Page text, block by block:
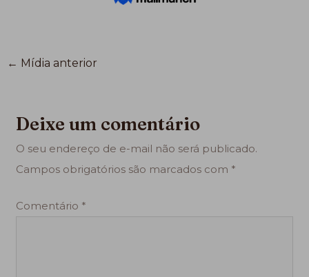
← Mídia anterior
Deixe um comentário
O seu endereço de e-mail não será publicado.
Campos obrigatórios são marcados com *
Comentário *